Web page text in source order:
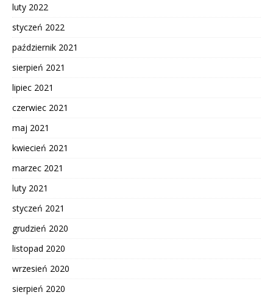
luty 2022
styczeń 2022
październik 2021
sierpień 2021
lipiec 2021
czerwiec 2021
maj 2021
kwiecień 2021
marzec 2021
luty 2021
styczeń 2021
grudzień 2020
listopad 2020
wrzesień 2020
sierpień 2020